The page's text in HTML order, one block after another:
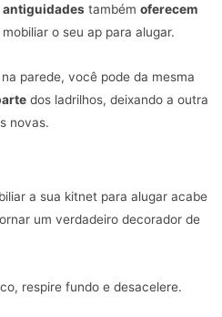
antiguidades também oferecem
o seu ap para alugar.
parede, você pode da mesma
dos ladrilhos, deixando a outra
novas.
a sua kitnet para alugar acabe
um verdadeiro decorador de
respire fundo e desacelere.